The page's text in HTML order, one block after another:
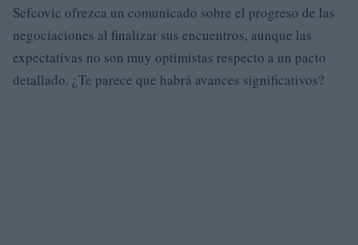
Sefcovic ofrezca un comunicado sobre el progreso de las
negociaciones al finalizar sus encuentros, aunque las
expectativas no son muy optimistas respecto a un pacto
detallado. ¿Te parece que habrá avances significativos?